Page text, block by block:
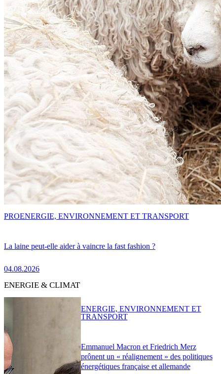
La laine peut-elle aider à vaincre la fast fashion ?
04.08.2026
PROENERGIE, ENVIRONNEMENT ET TRANSPORT
ENERGIE & CLIMAT
Emmanuel Macron et Friedrich Merz
prônent un « réalignement » des politiques
énergétiques française et allemande
ENERGIE, ENVIRONNEMENT ET
TRANSPORT